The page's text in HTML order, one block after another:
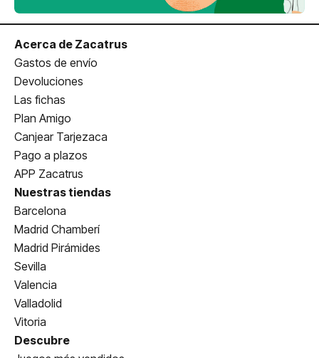
Acerca de Zacatrus
Gastos de envío
Devoluciones
Las fichas
Plan Amigo
Canjear Tarjezaca
Pago a plazos
APP Zacatrus
Nuestras tiendas
Barcelona
Madrid Chamberí
Madrid Pirámides
Sevilla
Valencia
Valladolid
Vitoria
Descubre